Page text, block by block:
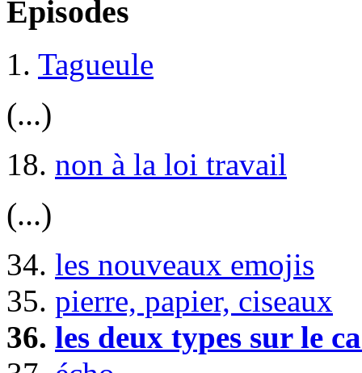
Episodes
1. Tagueule
(...)
18. non à la loi travail
(...)
34. les nouveaux emojis
35. pierre, papier, ciseaux
36. les deux types sur le